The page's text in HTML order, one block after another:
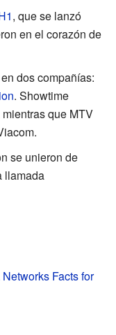
, que se lanzó
en el corazón de
dos compañías:
. Showtime
que MTV
se unieron de
llamada
Facts for